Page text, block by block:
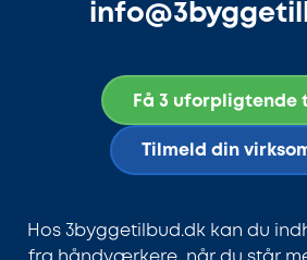
Få 3 uforpligtende
Tilmeld din
Hos 3byggetilbud.dk kan du
fra håndværkere, når du står